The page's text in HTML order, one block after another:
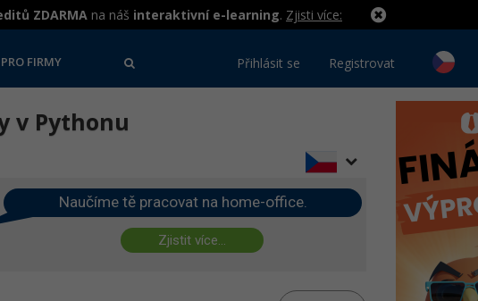
ZDARMA na náš interaktivní e-learning. Zjisti více:
PRO FIRMY Přihlásit se Registrovat
v Pythonu
Naučíme tě pracovat na home-office.
Zjistit více...